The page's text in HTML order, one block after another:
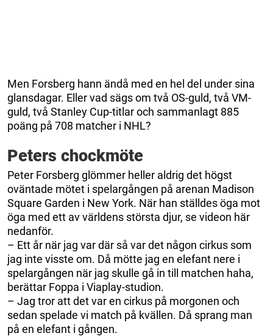
Men Forsberg hann ändå med en hel del under sina
glansdagar. Eller vad sägs om två OS-guld, två VM-
guld, två Stanley Cup-titlar och sammanlagt 885
poäng på 708 matcher i NHL?
Peters chockmöte
Peter Forsberg glömmer heller aldrig det högst
oväntade mötet i spelargången på arenan Madison
Square Garden i New York. När han ställdes öga mot
öga med ett av världens största djur, se videon här
nedanför.
– Ett år när jag var där så var det någon cirkus som
jag inte visste om. Då mötte jag en elefant nere i
spelargången när jag skulle gå in till matchen haha,
berättar Foppa i Viaplay-studion.
– Jag tror att det var en cirkus på morgonen och
sedan spelade vi match på kvällen. Då sprang man
på en elefant i gången.